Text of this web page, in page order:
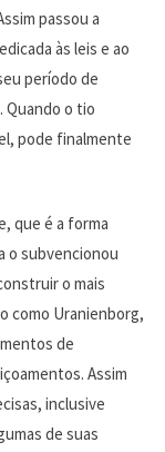
passou a
às leis e ao
período de
Quando o tio
pode finalmente
que é a forma
o subvencionou
o mais
como Uranienborg,
de
Assim
inclusive
de suas